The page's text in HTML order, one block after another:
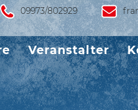
09973/802929
Veranstalter